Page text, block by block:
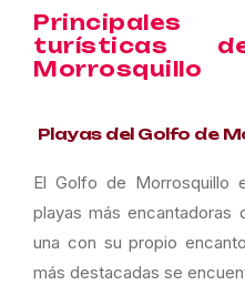
turísticas
Morrosquillo
Playas del Golfo de
El Golfo de Morrosquillo
playas más encantadoras
una con su propio
más destacadas se